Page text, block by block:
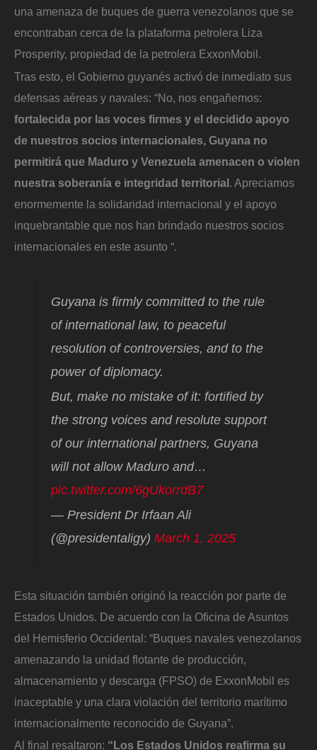
una amenaza de buques de guerra venezolanos que se
encontraban cerca de la plataforma petrolera Liza
Prosperity, propiedad de la petrolera ExxonMobil.
Tras esto, el Gobierno guyanés activó de inmediato sus
defensas aéreas y navales: “No, nos engañemos:
fortalecida por las voces firmes y el decidido apoyo
de nuestros socios internacionales, Guyana no
permitirá que Maduro y Venezuela amenacen o violen
nuestra soberanía e integridad territorial. Apreciamos
enormemente la solidaridad internacional y el apoyo
inquebrantable que nos han brindado nuestros socios
internacionales en este asunto “.
Guyana is firmly committed to the rule
of international law, to peaceful
resolution of controversies, and to the
power of diplomacy.
But, make no mistake of it: fortified by
the strong voices and resolute support
of our international partners, Guyana
will not allow Maduro and…
pic.twitter.com/6gUkorrdB7
— President Dr Irfaan Ali
(@presidentaligy)March 1, 2025
Esta situación también originó la reacción por parte de
Estados Unidos. De acuerdo con la Oficina de Asuntos
del Hemisferio Occidental: “Buques navales venezolanos
amenazando la unidad flotante de producción,
almacenamiento y descarga (FPSO) de ExxonMobil es
inaceptable y una clara violación del territorio marítimo
internacionalmente reconocido de Guyana”.
Al final resaltaron: “Los Estados Unidos reafirma su